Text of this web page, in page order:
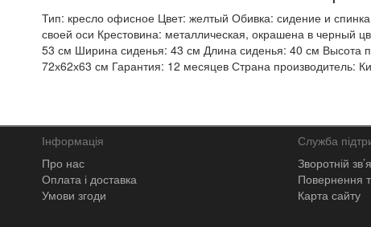
Тип: кресло офисное Цвет: желтый Обивка: сидение и
своей оси Крестовина: металлическая, окрашена в черный
53 см Ширина сиденья: 43 см Длина сиденья: 40 см Высота
72х62х63 см Гарантия: 12 месяцев Страна производитель:
Інформація
Про нас
Оплата і доставка
Умови згоди
Служба
Зворотній
Повернення
Карта сайту